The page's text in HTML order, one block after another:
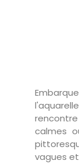
calmes
vagues